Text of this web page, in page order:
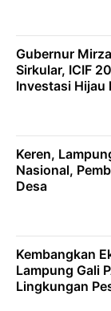
Gubernur
Sirkular, ICIF
Investasi Hijau
Keren,
Nasional,
Desa
Kembangkan
Lampung Gali
Lingkungan